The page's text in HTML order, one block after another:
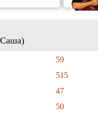
Саша)
59
515
47
50